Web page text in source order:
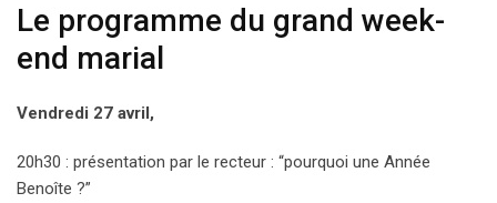
Le programme du grand week-
end marial
Vendredi 27 avril,
20h30 : présentation par le recteur : “pourquoi une Année
Benoîte ?”